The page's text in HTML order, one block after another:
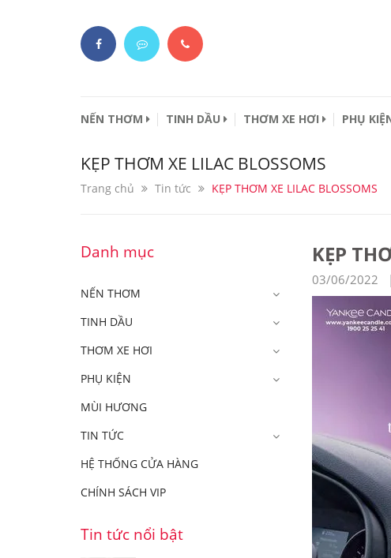
NẾN THƠM TINH DẦU THƠM XE HƠI PHỤ
KẸP THƠM XE LILAC BLOSSOMS
Trang chủ Tin tức KẸP THƠM XE LILAC BLOSSOMS
KẸP
03/06/2022 |
Danh mục
NẾN THƠM
TINH DẦU
THƠM XE HƠI
PHỤ KIỆN
MÙI HƯƠNG
TIN TỨC
HỆ THỐNG CỬA HÀNG
CHÍNH SÁCH VIP
Tin tức nổi bật